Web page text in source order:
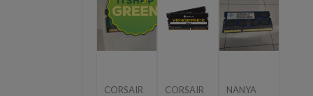
CORSAIR CORSAIR NANYA